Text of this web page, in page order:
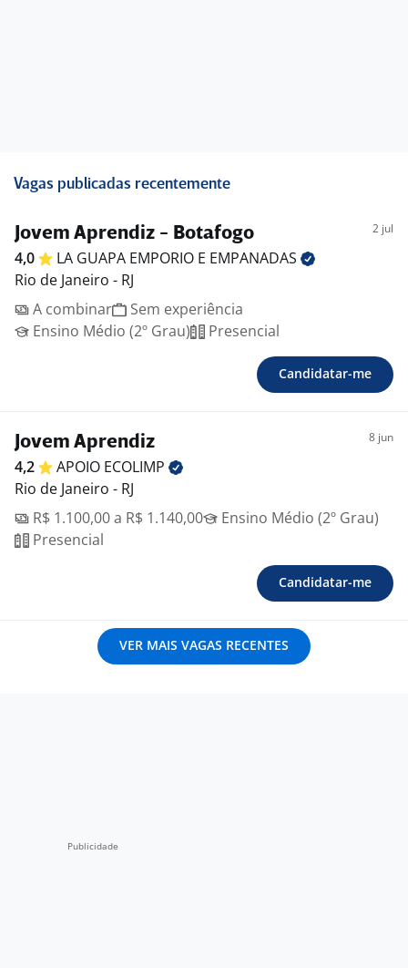
Vagas publicadas recentemente
Jovem Aprendiz - Botafogo 2 jul
4,0 LA GUAPA EMPORIO E EMPANADAS
Rio de Janeiro - RJ
A combinar
Sem experiência
Ensino Médio (2º Grau)
Presencial
Candidatar-me
Jovem Aprendiz 8 jun
4,2 APOIO ECOLIMP
Rio de Janeiro - RJ
R$ 1.100,00 a R$ 1.140,00
Ensino Médio (2º Grau)
Presencial
Candidatar-me
VER MAIS VAGAS RECENTES